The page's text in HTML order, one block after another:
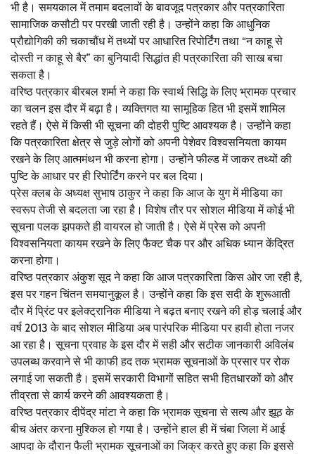
भी है। समयकाल में तमाम बदलावों के बावजूद पत्रकार और पत्रकारिता
सामाजिक कसौटी पर परखी जाती रही है। उन्होंने कहा कि आधुनिक
प्रौद्योगिकी की चकाचौंध में तथ्यों पर आधारित रिपोर्टिंग तथा “न काहू से
दोस्ती न काहू से बैर” का बुनियादी सिद्धांत ही पत्रकारिता की साख बचा
सकता है।
वरिष्ठ पत्रकार बीरबल शर्मा ने कहा कि स्वार्थ सिद्धि के लिए भ्रामक प्रचार
का चलन इस दौर में बढ़ा है। व्यक्तिगत या सामूहिक हित भी इसमें शामिल
रहते हैं। ऐसे में किसी भी सूचना की दोहरी पुष्टि आवश्यक है। उन्होंने कहा
कि पत्रकारिता क्षेत्र से जुड़े लोगों को अपनी पेशेवर विश्वसनियता कायम
रखने के लिए आत्ममंथन भी करना होगा। उन्होंने फील्ड में जाकर तथ्यों की
पुष्टि के आधार पर ही रिपोर्टिंग करने पर बल दिया।
प्रेस क्लब के अध्यक्ष सुभाष ठाकुर ने कहा कि आज के युग में मीडिया का
स्वरूप तेजी से बदलता जा रहा है। विशेष तौर पर सोशल मीडिया में कोई भी
सूचना पलक झपकते ही वायरल हो जाती है। ऐसे में प्रेस को अपनी
विश्वसनियता कायम रखने के लिए फैक्ट चैक पर और अधिक ध्यान केंद्रित
करना होगा।
वरिष्ठ पत्रकार अंकुश सूद ने कहा कि आज पत्रकारिता किस ओर जा रही है,
इस पर गहन चिंतन समयानुकूल है। उन्होंने कहा कि इस सदी के शुरूआती
दौर में प्रिंट पर इलेक्ट्रानिक मीडिया ने बढ़त बनाए रखने की होड़ चलाई और
वर्ष 2013 के बाद सोशल मीडिया अब पारंपरिक मीडिया पर हावी होता नजर
आ रहा है। सूचना प्रवाह के इस दौर में सही और सटीक जानकारी अविलंब
उपलब्ध करवाने से भी काफी हद तक भ्रामक सूचनाओं के प्रसार पर रोक
लगाई जा सकती है। इसमें सरकारी विभागों सहित सभी हितधारकों को और
तीव्रता से कार्य करने की आवश्यकता है।
वरिष्ठ पत्रकार दीपेंद्र मांटा ने कहा कि भ्रामक सूचना से सत्य और झूठ के
बीच अंतर करना मुश्किल हो गया है। उन्होंने हाल ही में चंबा जिला में आई
आपदा के दौरान फैली भ्रामक सूचनाओं का जिक्र करते हुए कहा कि इससे